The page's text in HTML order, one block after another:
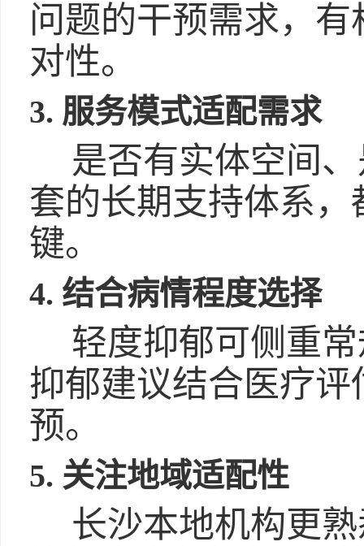
问题的干预需求，
对性。
3. 服务模式适配需求
是否有实体空间
套的长期支持体系
键。
4. 结合病情程度选择
轻度抑郁可侧重
抑郁建议结合医疗
预。
5. 关注地域适配性
长沙本地机构更